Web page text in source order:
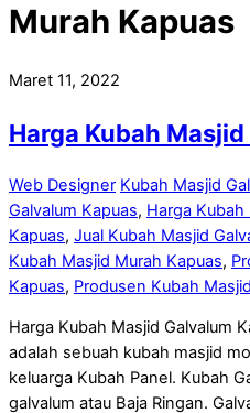
Murah Kapuas
Maret 11, 2022
Harga Kubah
Web Designer Kubah Masjid
Galvalum Kapuas, Harga Kubah
Kapuas, Jual Kubah Masjid
Kubah Masjid Murah Kapuas,
Kapuas, Produsen Kubah
Harga Kubah Masjid Galvalum
adalah sebuah kubah masjid
keluarga Kubah Panel. Kubah
galvalum atau Baja Ringan.